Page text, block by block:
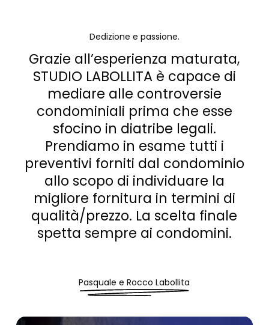
Dedizione e passione.
Grazie all’esperienza maturata,
STUDIO LABOLLITA è capace di
mediare alle controversie
condominiali prima che esse
sfocino in diatribe legali.
Prendiamo in esame tutti i
preventivi forniti dal condominio
allo scopo di individuare la
migliore fornitura in termini di
qualità/prezzo. La scelta finale
spetta sempre ai condomini.
Pasquale e Rocco Labollita